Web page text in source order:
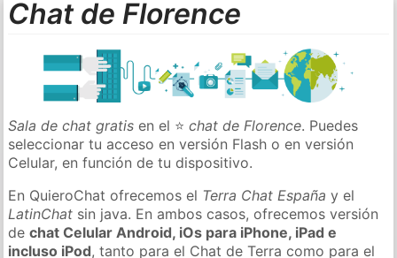
Chat de Florence
Sala de chat gratis en el ⭐chat de Florence. Puedes
seleccionar tu acceso en versión Flash o en versión
Celular, en función de tu dispositivo.
En QuieroChat ofrecemos el Terra Chat España y el
LatinChat sin java. En ambos casos, ofrecemos versión
dechat Celular Android, iOs para iPhone, iPad e
incluso iPod, tanto para el Chat de Terra como para el